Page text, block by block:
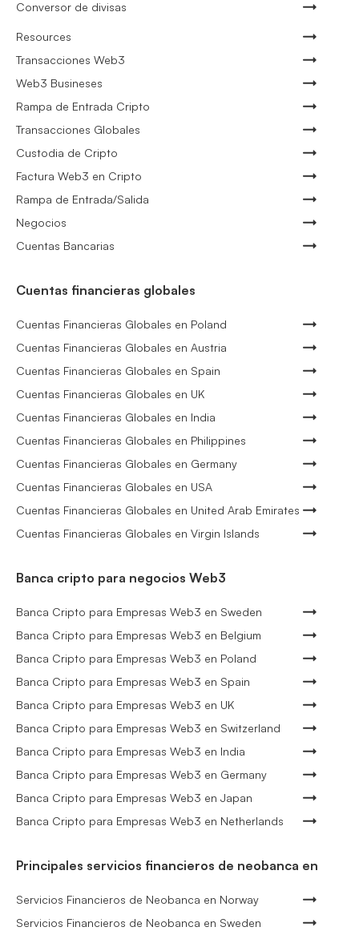
Conversor de divisas
Resources
Transacciones Web3
Web3 Busineses
Rampa de Entrada Cripto
Transacciones Globales
Custodia de Cripto
Factura Web3 en Cripto
Rampa de Entrada/Salida
Negocios
Cuentas Bancarias
Cuentas financieras globales
Cuentas Financieras Globales en Poland
Cuentas Financieras Globales en Austria
Cuentas Financieras Globales en Spain
Cuentas Financieras Globales en UK
Cuentas Financieras Globales en India
Cuentas Financieras Globales en Philippines
Cuentas Financieras Globales en Germany
Cuentas Financieras Globales en USA
Cuentas Financieras Globales en United Arab Emirates
Cuentas Financieras Globales en Virgin Islands
Banca cripto para negocios Web3
Banca Cripto para Empresas Web3 en Sweden
Banca Cripto para Empresas Web3 en Belgium
Banca Cripto para Empresas Web3 en Poland
Banca Cripto para Empresas Web3 en Spain
Banca Cripto para Empresas Web3 en UK
Banca Cripto para Empresas Web3 en Switzerland
Banca Cripto para Empresas Web3 en India
Banca Cripto para Empresas Web3 en Germany
Banca Cripto para Empresas Web3 en Japan
Banca Cripto para Empresas Web3 en Netherlands
Principales servicios financieros de neobanca en
Servicios Financieros de Neobanca en Norway
Servicios Financieros de Neobanca en Sweden